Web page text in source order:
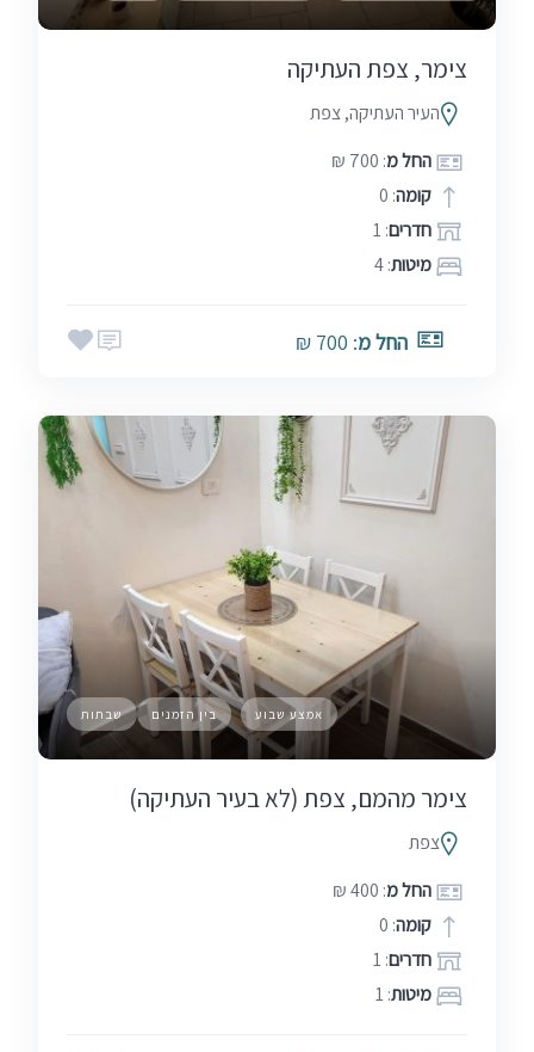
‏צימר, צפת העתיקה
העיר העתיקה, צפת
החל מ: 700 ₪
קומה: 0
חדרים: 1
מיטות: 4
החל מ: 700 ₪
אמצע שבוע בין הזמנים שבתות
צימר מהמם, צפת (לא בעיר העתיקה)
צפת
החל מ: 400 ₪
קומה: 0
חדרים: 1
מיטות: 1